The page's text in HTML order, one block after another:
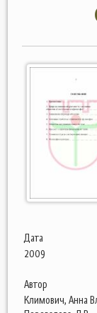
Дата
2009
Автор
Климович, Анна